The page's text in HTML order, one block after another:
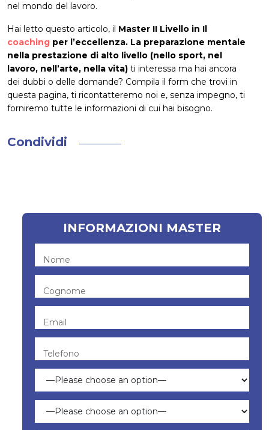
nel mondo del lavoro.
Hai letto questo articolo, il Master II Livello in Il
coaching per l’eccellenza. La preparazione mentale
nella prestazione di alto livello (nello sport, nel
lavoro, nell’arte, nella vita) ti interessa ma hai ancora
dei dubbi o delle domande? Compila il form che trovi in
questa pagina, ti ricontatteremo noi e, senza impegno, ti
forniremo tutte le informazioni di cui hai bisogno.
Condividi
INFORMAZIONI MASTER
Nome
Cognome
Email
Telefono